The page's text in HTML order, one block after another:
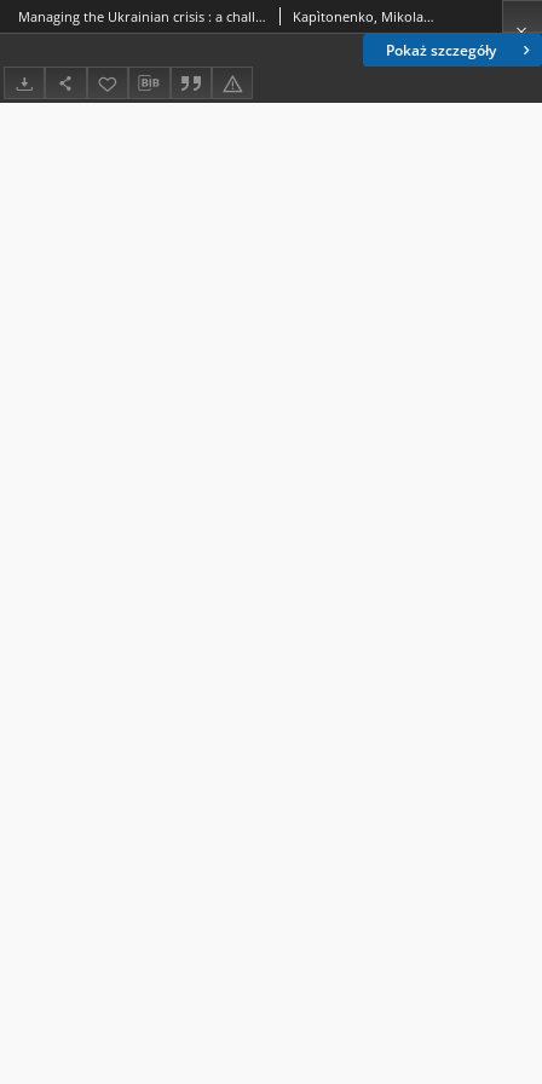
Pokaż szczegóły
Managing the Ukrainian crisis : a challenge for European security Kapìtonenko, Mikola Gennadìjovič (1979- ).